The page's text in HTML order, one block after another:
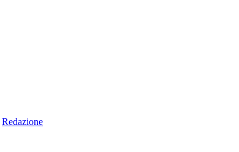
Redazione